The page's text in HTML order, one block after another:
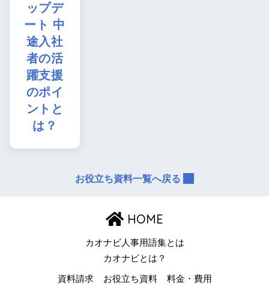
ップデ
ート 中
途入社
者の活
躍支援
のポイ
ントと
は？
お役立ち資料一覧へ戻る
HOME
カオナビ人事用語集とは
カオナビとは？
資料請求 お役立ち資料 料金・費用